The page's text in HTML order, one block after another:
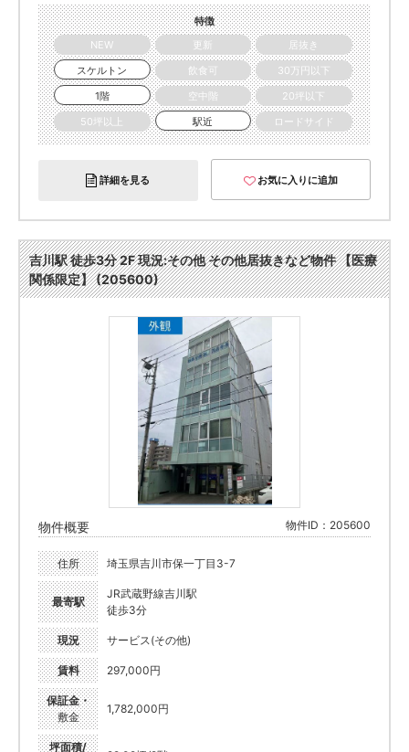
特徴
NEW
更新
居抜き
スケルトン
飲食可
30万円以下
1階
空中階
20坪以下
50坪以上
駅近 ロードサイド
詳細を見る お気に入りに追加
吉川駅 徒歩3分 2F 現況:その他 その他居抜きなど物件 【医療
関係限定】 (205600)
物件概要 物件ID：205600
住所 埼玉県吉川市保一丁目3-7
最寄駅
JR武蔵野線吉川駅
徒歩3分
現況 サービス(その他)
賃料 297,000円
保証金・
敷金
1,782,000円
坪面積/